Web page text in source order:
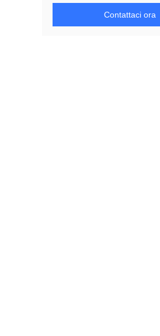
Contattaci ora